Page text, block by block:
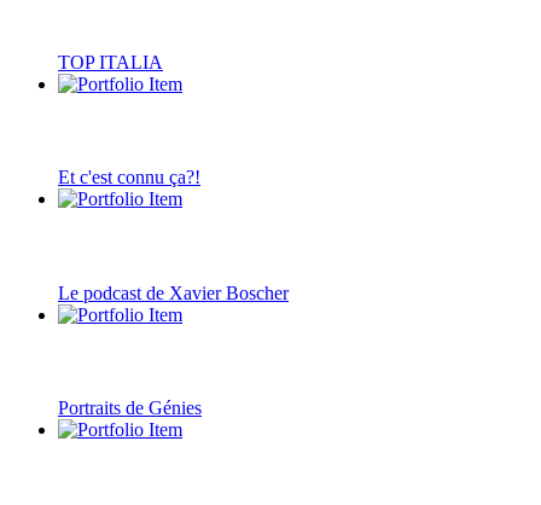
TOP ITALIA
Et c'est connu ça?!
Le podcast de Xavier Boscher
Portraits de Génies